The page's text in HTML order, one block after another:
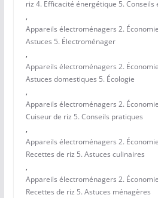
riz 4. Efficacité énergétique 5. Conseils
,
Appareils électroménagers 2.
Astuces 5. Électroménager
,
Appareils électroménagers 2.
Astuces domestiques 5. Écologie
,
Appareils électroménagers 2.
Cuiseur de riz 5. Conseils pratiques
,
Appareils électroménagers 2.
Recettes de riz 5. Astuces culinaires
,
Appareils électroménagers 2.
Recettes de riz 5. Astuces ménagères